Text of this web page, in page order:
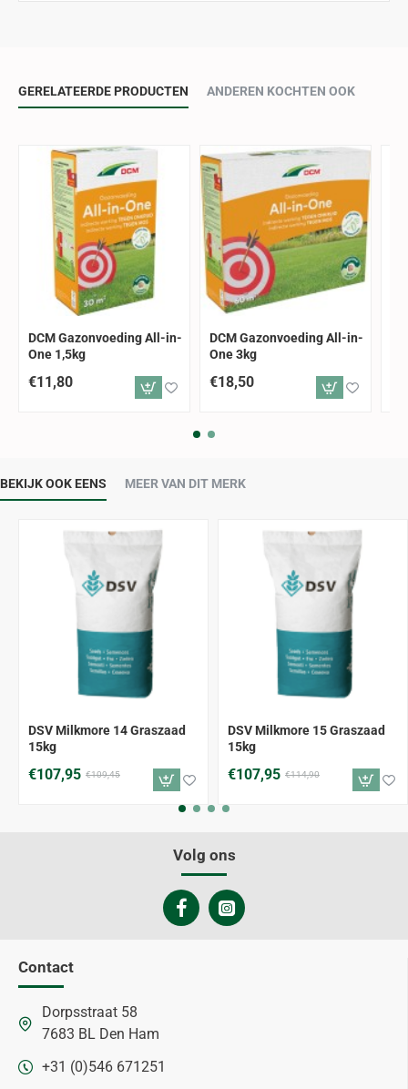
GERELATEERDE PRODUCTEN ANDEREN KOCHTEN OOK
DCM Gazonvoeding All-in-
One 1,5kg
€11,80
DCM Gazonvoeding All-in-
One 3kg
€18,50
BEKIJK OOK EENS MEER VAN DIT MERK
-1%
DSV Milkmore 14 Graszaad
15kg
€107,95 €109,45
-6%
DSV Milkmore 15 Graszaad
15kg
€107,95 €114,90
Volg ons
Contact
Dorpsstraat 58
7683 BL Den Ham
+31 (0)546 671251